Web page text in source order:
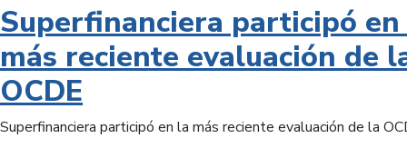
Superfinanciera participó
más reciente evaluación de
OCDE
Superfinanciera participó en la más reciente evaluación de la